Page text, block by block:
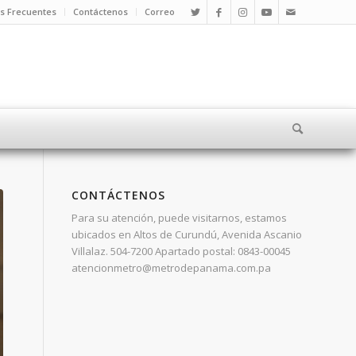
Frecuentes Contáctenos Correo
CONTÁCTENOS
Para su atención, puede visitarnos, estamos
ubicados en Altos de Curundú, Avenida Ascanio
Villalaz. 504-7200 Apartado postal: 0843-00045
atencionmetro@metrodepanama.com.pa